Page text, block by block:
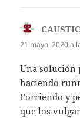
21 mayo, 2020 a
Una solución
haciendo
Corriendo y
que los